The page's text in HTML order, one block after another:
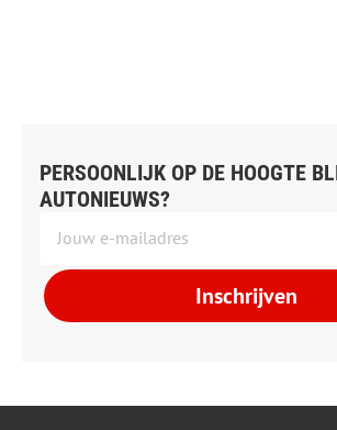
PERSOONLIJK OP DE HOOGTE
AUTONIEUWS?
Inschrijven